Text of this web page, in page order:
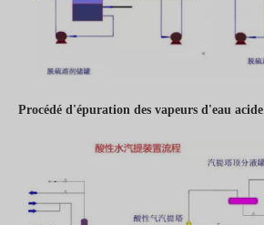
Procédé d'épuration des vapeurs d'eau acide